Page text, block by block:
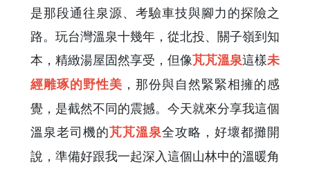
是那段通往泉源、考驗車技與腳力的探險之
路。玩台灣溫泉十幾年，從北投、關子嶺到知
本，精緻湯屋固然享受，但像芃芃溫泉這樣未
經雕琢的野性美 ，那份與自然緊緊相擁的感
覺，是截然不同的震撼。今天就來分享我這個
溫泉老司機的芃芃溫泉全攻略，好壞都攤開
說，準備好跟我一起深入這個山林中的溫暖角